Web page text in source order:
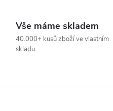
Vše máme skladem
40.000+ kusů zboží ve vlastním
skladu.